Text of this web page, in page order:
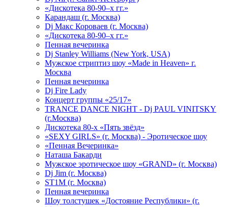
«Дискотека 80-90–х гг.»
Карандаш (г. Москва)
Dj Макс Короваев (г. Москва)
«Дискотека 80-90–х гг.»
Пенная вечеринка
Dj Stanley Williams (New York, USA)
Мужское стриптиз шоу «Made in Heaven» г.
Москва
Пенная вечеринка
Dj Fire Lady
Концерт группы «25/17»
TRANCE DANCE NIGHT - Dj PAUL VINITSKY
(г.Москва)
Дискотека 80-х «Пять звёзд»
«SEXY GIRLS» (г. Москва) - Эротическое шоу
«Пенная Вечеринка»
Hаташа Бакарди
Мужское эротическое шоу «GRAND» (г. Москва)
Dj Jim (г. Москва)
ST1M (г. Москва)
Пенная вечеринка
Шоу толстушек «Достояние Республики» (г.